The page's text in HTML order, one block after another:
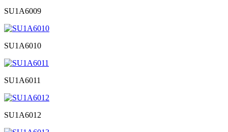
SU1A6009
SU1A6010
SU1A6011
SU1A6012